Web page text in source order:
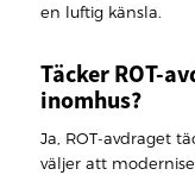
en luftig känsla.
Täcker ROT-
inomhus?
Ja, ROT-avdraget
väljer att